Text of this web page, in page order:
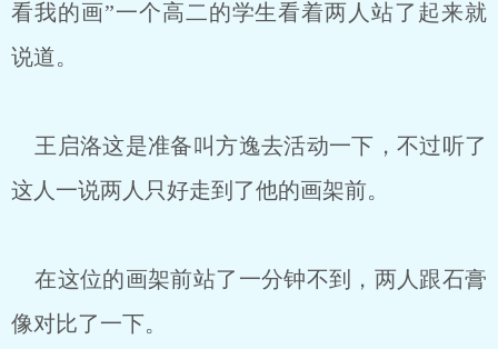
看我的画”一个高二的学生看着两人站了起来就
说道。
王启洛这是准备叫方逸去活动一下，不过听了
这人一说两人只好走到了他的画架前。
在这位的画架前站了一分钟不到，两人跟石膏
像对比了一下。